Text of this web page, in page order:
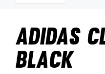
Adidas
Black